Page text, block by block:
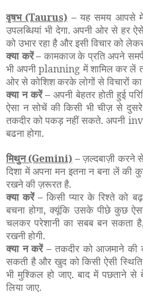
वृषभ(Taurus) – यह समय आपसे
उपलब्धियां भी देगा. अपनी ओर से हर
को उभार रहा है और इसी विचार को
क्या करें – कामकाज के प्रति अपने
भी अपनी planning में शामिल कर लें
ओर से कोशिश करके लोगों से विचारों का
क्या न करें – अपनी बेहतर होती हुई
ऐसा न सोचें की किसी भी चीज़ से
तकदीर को पकड़ नहीं सकते. अपनी
बढना होगा.
मिथुन(Gemini) – ज़ल्दबाज़ी करने
दिशा में अपना मन इतना न बना लें की
रखने की ज़रूरत है.
क्या करें –किसी प्यार के रिश्ते को
बचना होगा, क्यूंकि उसके पीछे कुछ
चलकर परेशानी का सबब बन सकता
रखनी होगी.
क्या न करें – तकदीर को आजमाने की
सकती है और खुद को किसी ऐसी
भी मुश्किल हो जाए. बाद में पछताने
लिया जाए.